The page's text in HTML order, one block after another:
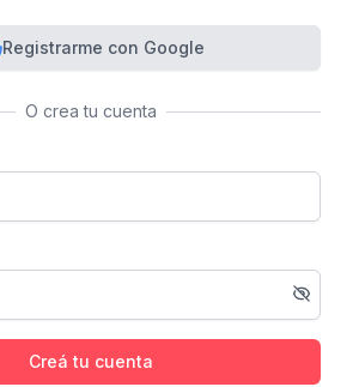
Registrarme con Google
O crea tu cuenta
Creá tu cuenta